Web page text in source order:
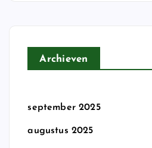
Archieven
september 2025
augustus 2025